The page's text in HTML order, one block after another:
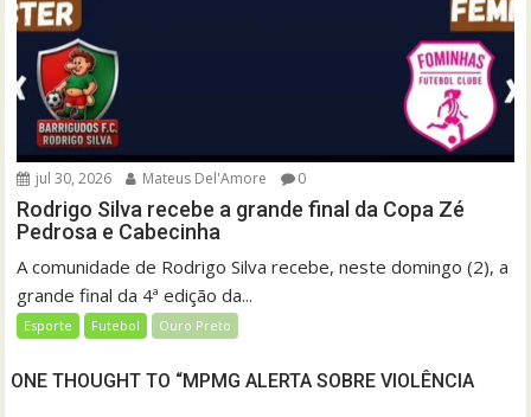
jul 30, 2026 Mateus Del'Amore 0
Rodrigo Silva recebe a grande final da Copa Zé
Pedrosa e Cabecinha
A comunidade de Rodrigo Silva recebe, neste domingo (2), a
grande final da 4ª edição da...
Esporte Futebol Ouro Preto
ONE THOUGHT TO “MPMG ALERTA SOBRE VIOLÊNCIA